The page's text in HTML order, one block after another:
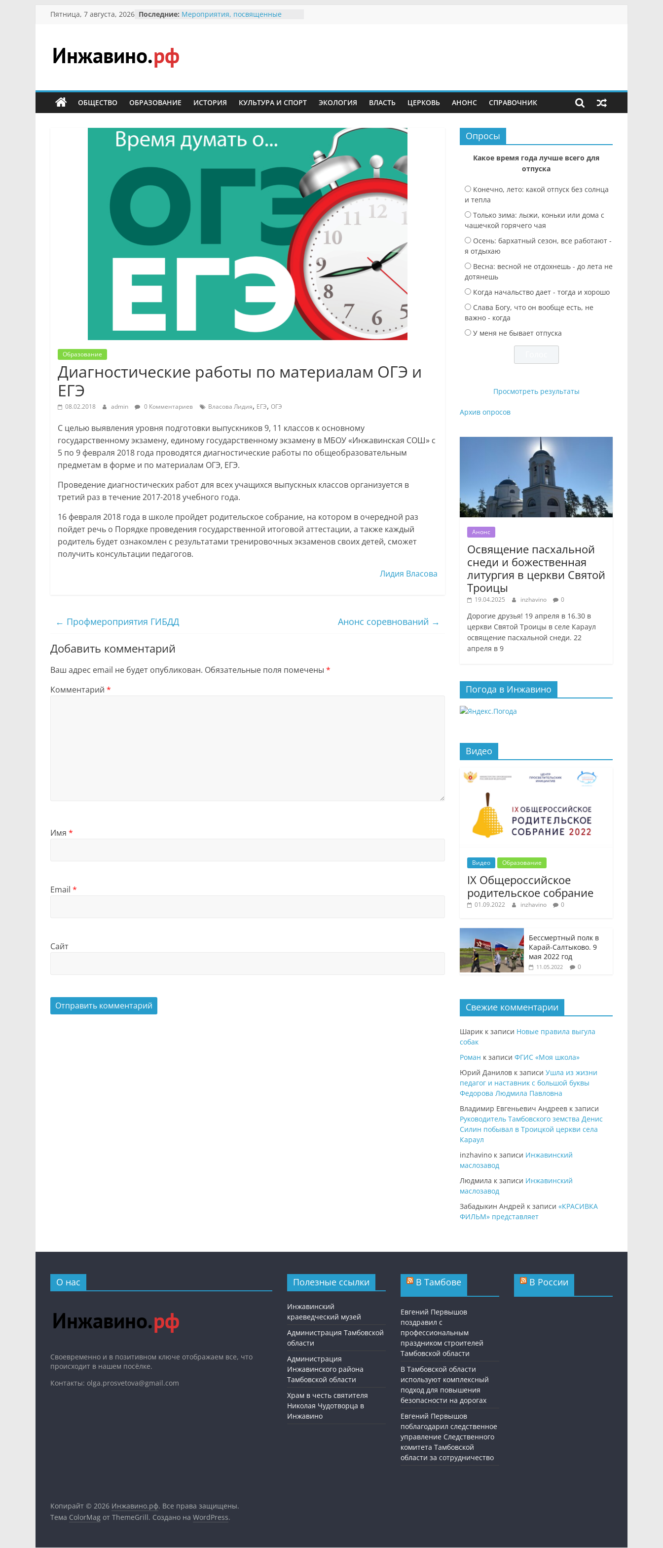
Перейти
Пятница, 7 августа, 2026 Последние: Мероприятия, посвященные
Безопасность в сети Интернет
Ученики приняли участие в
мероприятии «Сохраним
заповедника родились крапчатые
суслики
Инжавино.рф
сельский
портал
ОБЩЕСТВО ОБРАЗОВАНИЕ ИСТОРИЯ КУЛЬТУРА И СПОРТ ЭКОЛОГИЯ ВЛАСТЬ ЦЕРКОВЬ АНОНС СПРАВОЧНИК
Образование
Диагностические работы по материалам ОГЭ и
ЕГЭ
08.02.2018 admin 0 Комментариев Власова Лидия, ЕГЭ, ОГЭ
С целью выявления уровня подготовки выпускников 9, 11 классов к основному
государственному экзамену, единому государственному экзамену в МБОУ «Инжавинская СОШ» с
5 по 9 февраля 2018 года проводятся диагностические работы по общеобразовательным
предметам в форме и по материалам ОГЭ, ЕГЭ.
Проведение диагностических работ для всех учащихся выпускных классов организуется в
третий раз в течение 2017-2018 учебного года.
16 февраля 2018 года в школе пройдет родительское собрание, на котором в очередной раз
пойдет речь о Порядке проведения государственной итоговой аттестации, а также каждый
родитель будет ознакомлен с результатами тренировочных экзаменов своих детей, сможет
получить консультации педагогов.
Лидия Власова
← Профмероприятия ГИБДД Анонс соревнований →
Добавить комментарий
Ваш адрес email не будет опубликован. Обязательные поля помечены *
Комментарий *
Имя *
Email *
Сайт
Опросы
Какое время года лучше всего для
отпуска
Конечно, лето: какой отпуск без солнца
и тепла
Только зима: лыжи, коньки или дома с
чашечкой горячего чая
Осень: бархатный сезон, все работают -
я отдыхаю
Весна: весной не отдохнешь - до лета не
дотянешь
Когда начальство дает - тогда и хорошо
Слава Богу, что он вообще есть, не
важно - когда
У меня не бывает отпуска
Просмотреть результаты
Архив опросов
Анонс
Освящение пасхальной
снеди и божественная
литургия в церкви Святой
Троицы
19.04.2025 inzhavino 0
Дорогие друзья! 19 апреля в 16.30 в
церкви Святой Троицы в селе Караул
освящение пасхальной снеди. 22
апреля в 9
Погода в Инжавино
Видео
Видео Образование
IX Общероссийское
родительское собрание
01.09.2022 inzhavino 0
Бессмертный полк в
Карай-Салтыково. 9
мая 2022 год
11.05.2022 0
Свежие комментарии
Шарик к записи Новые правила выгула
собак
Роман к записи ФГИС «Моя школа»
Юрий Данилов к записи Ушла из жизни
педагог и наставник с большой буквы
Федорова Людмила Павловна
Владимир Евгеньевич Андреев к записи
Руководитель Тамбовского земства Денис
Силин побывал в Троицкой церкви села
Караул
inzhavino к записи Инжавинский
маслозавод
Людмила к записи Инжавинский
маслозавод
Забадыкин Андрей к записи «КРАСИВКА
ФИЛЬМ» представляет
О нас
Cвоевременно и в позитивном ключе отображаем все, что
происходит в нашем посёлке.
Контакты: olga.prosvetova@gmail.com
Полезные ссылки
Инжавинский
краеведческий музей
Администрация Тамбовской
области
Администрация
Инжавинского района
Тамбовской области
Храм в честь святителя
Николая Чудотворца в
Инжавино
В Тамбове
Евгений Первышов
поздравил с
профессиональным
праздником строителей
Тамбовской области
В Тамбовской области
используют комплексный
подход для повышения
безопасности на дорогах
Евгений Первышов
поблагодарил следственное
управление Следственного
комитета Тамбовской
области за сотрудничество
В России
Копирайт © 2026 Инжавино.рф. Все права защищены.
Тема ColorMag от ThemeGrill. Создано на WordPress.